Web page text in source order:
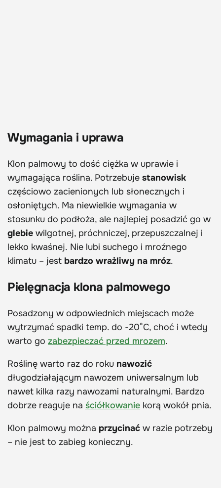
Wymagania i uprawa
Klon palmowy to dość ciężka w uprawie i
wymagająca roślina. Potrzebuje stanowisk
częściowo zacienionych lub słonecznych i
osłoniętych. Ma niewielkie wymagania w
stosunku do podłoża, ale najlepiej posadzić go w
glebie wilgotnej, próchniczej, przepuszczalnej i
lekko kwaśnej. Nie lubi suchego i mroźnego
klimatu – jest bardzo wrażliwy na mróz.
Pielęgnacja klona palmowego
Posadzony w odpowiednich miejscach może
wytrzymać spadki temp. do -20°C, choć i wtedy
warto go zabezpieczać przed mrozem.
Roślinę warto raz do roku nawozić
długodziałającym nawozem uniwersalnym lub
nawet kilka razy nawozami naturalnymi. Bardzo
dobrze reaguje na ściółkowanie korą wokół pnia.
Klon palmowy można przycinać w razie potrzeby
– nie jest to zabieg konieczny.